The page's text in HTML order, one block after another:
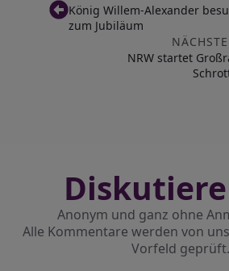
König Willem-Alexander
zum Jubiläum
NRW startet
Anonym und ganz ohne
Alle Kommentare werden von
Vorfeld geprüft.